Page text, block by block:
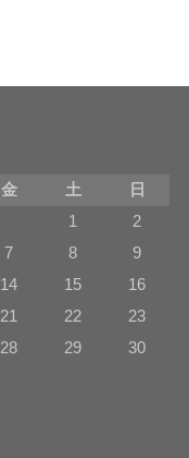
金 土
日
1
2
7 8
9
14 15
16
21 22
23
28 29
30